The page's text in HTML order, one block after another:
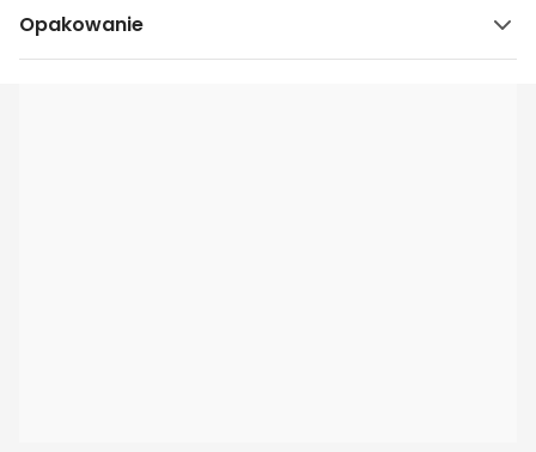
Opakowanie